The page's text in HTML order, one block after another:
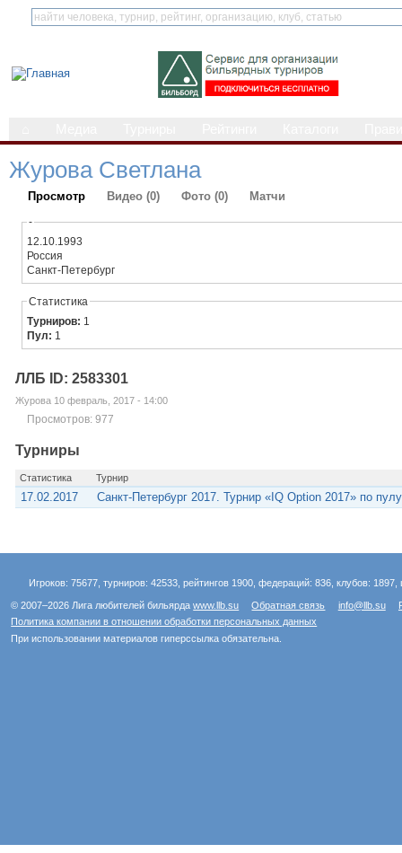
Журова Светлана
Просмотр Видео (0) Фото (0) Матчи
-
12.10.1993
Россия
Санкт-Петербург
Статистика
Турниров: 1
Пул: 1
ЛЛБ ID: 2583301
Журова 10 февраль, 2017 - 14:00
Просмотров: 977
Турниры
Статистика Турнир
17.02.2017 Санкт-Петербург 2017. Турнир «IQ Option 2017» по
Игроков: 75677, турниров: 42533, рейтингов 1900, федераций: 836, клубов:
© 2007–2026 Лига любителей бильярдаwww.llb.su Обратная связь info@llb.su
Политика компании в отношении обработки персональных данных
При использовании материалов гиперссылка обязательна.